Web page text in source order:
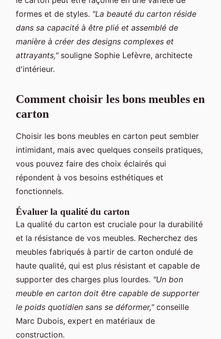
formes et de styles. "La beauté du carton réside
dans sa capacité à être plié et assemblé de
manière à créer des designs complexes et
attrayants,"souligne Sophie Lefèvre, architecte
d'intérieur.
Comment choisir les bons meubles en
carton
Choisir les bons meubles en carton peut sembler
intimidant, mais avec quelques conseils pratiques,
vous pouvez faire des choix éclairés qui
répondent à vos besoins esthétiques et
fonctionnels.
Évaluer la qualité du carton
La qualité du carton est cruciale pour la durabilité
et la résistance de vos meubles. Recherchez des
meubles fabriqués à partir de carton ondulé de
haute qualité, qui est plus résistant et capable de
supporter des charges plus lourdes. "Un bon
meuble en carton doit être capable de supporter
le poids quotidien sans se déformer,"conseille
Marc Dubois, expert en matériaux de
construction.